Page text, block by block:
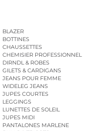
BLAZER
BOTTINES
CHAUSSETTES
CHEMISIER PROFESSIONNEL
DIRNDL & ROBES
GILETS & CARDIGANS
JEANS POUR FEMME
WIDELEG JEANS
JUPES COURTES
LEGGINGS
LUNETTES DE SOLEIL
JUPES MIDI
PANTALONES MARLENE